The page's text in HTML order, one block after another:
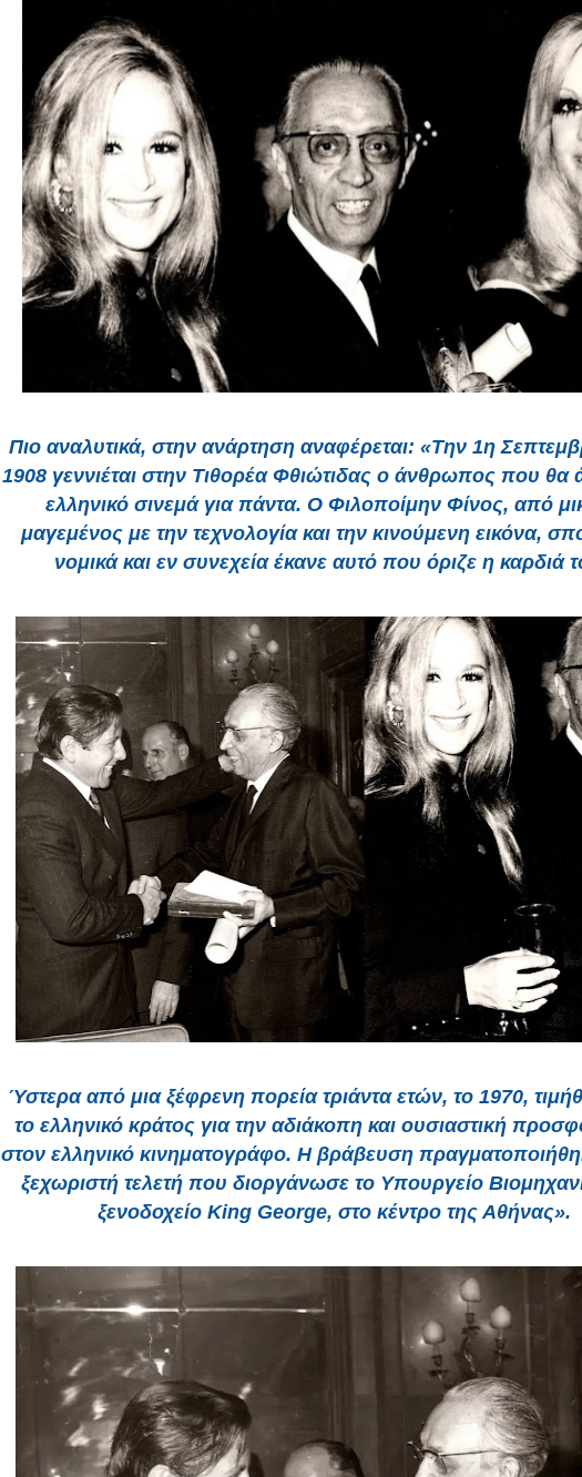
Πιο αναλυτικά, στην ανάρτηση αναφέρεται: «Την 1η
1908 γεννιέται στην Τιθορέα Φθιώτιδας ο άνθρωπος που θα
ελληνικό σινεμά για πάντα. Ο Φιλοποίμην Φίνος, από
μαγεμένος με την τεχνολογία και την κινούμενη εικόνα,
νομικά και εν συνεχεία έκανε αυτό που όριζε η καρδιά
Ύστερα από μια ξέφρενη πορεία τριάντα ετών, το 1970,
το ελληνικό κράτος για την αδιάκοπη και ουσιαστική
στον ελληνικό κινηματογράφο. Η βράβευση
ξεχωριστή τελετή που διοργάνωσε το Υπουργείο
ξενοδοχείο King George, στο κέντρο της Αθήνας».